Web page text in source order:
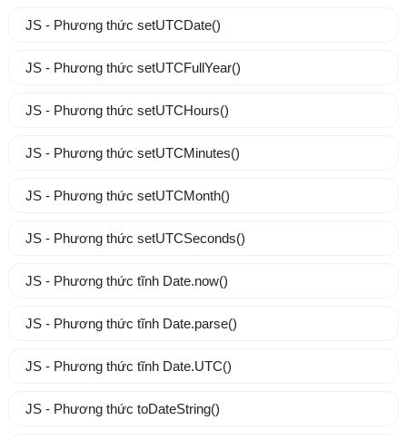
JS - Phương thức setUTCDate()
JS - Phương thức setUTCFullYear()
JS - Phương thức setUTCHours()
JS - Phương thức setUTCMinutes()
JS - Phương thức setUTCMonth()
JS - Phương thức setUTCSeconds()
JS - Phương thức tĩnh Date.now()
JS - Phương thức tĩnh Date.parse()
JS - Phương thức tĩnh Date.UTC()
JS - Phương thức toDateString()